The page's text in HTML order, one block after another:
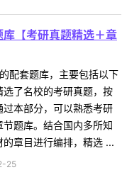
【考研真题精选＋章
配套题库，主要包括以下
了名校的考研真题，按
本部分，可以熟悉考研
题库。结合国内多所知
章目进行编排，精选 ...
25